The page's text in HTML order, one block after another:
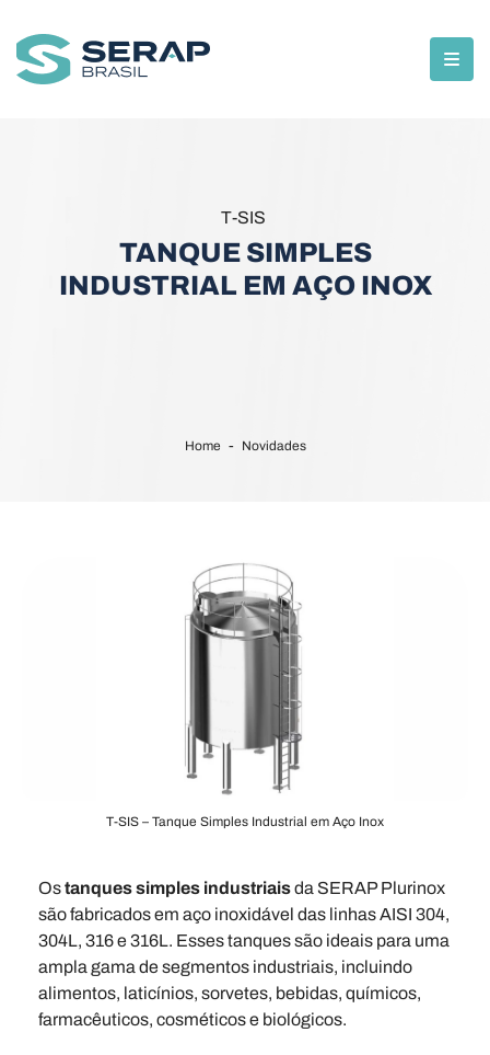
T-SIS
TANQUE SIMPLES
INDUSTRIAL EM AÇO INOX
Home Novidades
T-SIS – Tanque Simples Industrial em Aço Inox
Ostanques simples industriaisda SERAP Plurinox
são fabricados em aço inoxidável das linhas AISI 304,
304L, 316 e 316L. Esses tanques são ideais para uma
ampla gama de segmentos industriais, incluindo
alimentos, laticínios, sorvetes, bebidas, químicos,
farmacêuticos, cosméticos e biológicos.